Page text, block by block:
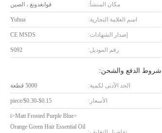
مكان المنشأ: قوانغدونغ ، الصين
اسم العلامة التجارية: Yuhua
إصدار الشهادات: CE MSDS
رقم الموديل: S092
شروط الدفع والشحن:
الحد الأدنى لكمية: 5000 قطعة
الأسعار: $0.15-$0.30/piece
<i>Matt Frosted Purple Blue
Orange Green Hair Essential Oil